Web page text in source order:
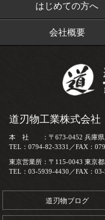
はじめての方へ
会社概要
道刃物工業株式会社
本 社 ：〒673-0452 兵庫県
TEL：0794-82-3331／FAX：
東京営業所：〒115-0043 東京
TEL：03-5939-4430／FAX：
道刃物ブログ